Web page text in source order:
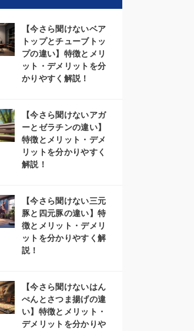
【今さら聞けないベア
トップとチューブトッ
プの違い】特徴とメリ
ット・デメリットを分
かりやすく解説！
【今さら聞けないアガ
ーとゼラチンの違い】
特徴とメリット・デメ
リットを分かりやすく
解説！
【今さら聞けない三元
豚と四元豚の違い】特
徴とメリット・デメリ
ットを分かりやすく解
説！
【今さら聞けないはん
ぺんとさつま揚げの違
い】特徴とメリット・
デメリットを分かりや